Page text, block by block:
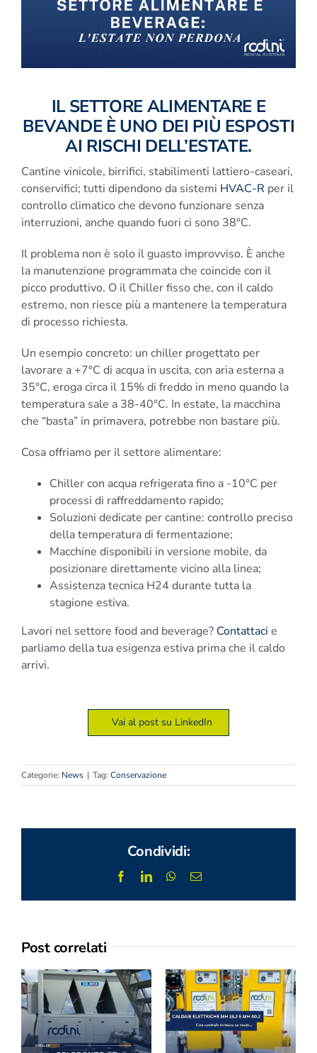
IL SETTORE ALIMENTARE E
BEVANDE È UNO DEI PIÙ ESPOSTI
AI RISCHI DELL’ESTATE.
Cantine vinicole, birrifici, stabilimenti lattiero-caseari,
conservifici; tutti dipendono da sistemi HVAC-R per il
controllo climatico che devono funzionare senza
interruzioni, anche quando fuori ci sono 38°C.
Il problema non è solo il guasto improvviso. È anche
la manutenzione programmata che coincide con il
picco produttivo. O il Chiller fisso che, con il caldo
estremo, non riesce più a mantenere la temperatura
di processo richiesta.
Un esempio concreto: un chiller progettato per
lavorare a +7°C di acqua in uscita, con aria esterna a
35°C, eroga circa il 15% di freddo in meno quando la
temperatura sale a 38-40°C. In estate, la macchina
che “basta” in primavera, potrebbe non bastare più.
Cosa offriamo per il settore alimentare:
Chiller con acqua refrigerata fino a -10°C per
processi di raffreddamento rapido;
Soluzioni dedicate per cantine: controllo preciso
della temperatura di fermentazione;
Macchine disponibili in versione mobile, da
posizionare direttamente vicino alla linea;
Assistenza tecnica H24 durante tutta la
stagione estiva.
Lavori nel settore food and beverage? Contattaci e
parliamo della tua esigenza estiva prima che il caldo
arrivi.
Vai al post su LinkedIn
Categorie: News | Tag: Conservazione
Condividi:
FacebookLinkedInWhatsApp
Email
Post correlati